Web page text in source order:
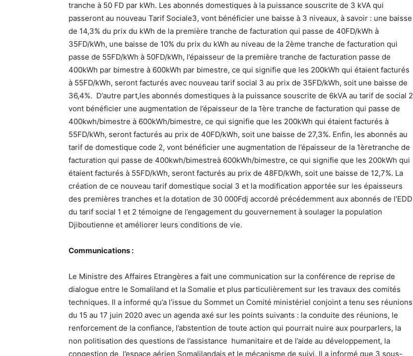
tranche à 50 FD par kWh. Les abonnés domestiques à la puissance souscrite de 3 kVA qui
passeront au nouveau Tarif Sociale3, vont bénéficier une baisse à 3 niveaux, à savoir : une baisse
de 14,3% du prix du kWh de la première tranche de facturation qui passe de 40FD/kWh à
35FD/kWh, une baisse de 10% du prix du kWh au niveau de la 2ème tranche de facturation qui
passe de 55FD/kWh à 50FD/kWh, l’épaisseur de la première tranche de facturation passe de
400kWh par bimestre à 600kWh par bimestre, ce qui signifie que les 200kWh qui étaient facturés
à 55FD/kWh, seront facturés avec nouveau tarif social 3 au prix de 35FD/kWh, soit une baisse de
36,4%. D’autre part,les abonnés domestiques à la puissance souscrite de 6kVA au tarif de social 2
vont bénéficier une augmentation de l’épaisseur de la 1ère tranche de facturation qui passe de
400kwh/bimestre à 600kWh/bimestre, ce qui signifie que les 200kWh qui étaient facturés à
55FD/kWh, seront facturés au prix de 40FD/kWh, soit une baisse de 27,3%. Enfin, les abonnés au
tarif de domestique code 2, vont bénéficier une augmentation de l’épaisseur de la 1èretranche de
facturation qui passe de 400kwh/bimestreà 600kWh/bimestre, ce qui signifie que les 200kWh qui
étaient facturés à 55FD/kWh, seront facturés au prix de 48FD/kWh, soit une baisse de 12,7%. La
création de ce nouveau tarif domestique social 3 et la modification apportée sur les épaisseurs
des premières tranches et la dotation de 30 000Fdj accordé précédemment aux abonnés de l’EDD
du tarif social 1 et 2 témoigne de l’engagement du gouvernement à soulager la population
Djiboutienne et améliorer leurs conditions de vie.
Communications :
Le Ministre des Affaires Etrangères a fait une communication sur la conférence de reprise de
dialogue entre le Somaliland et la Somalie et plus particulièrement sur les travaux des comités
techniques. Il a informé qu’a l’issue du Sommet un Comité ministériel conjoint a tenu ses réunions
du 15 au 17 juin 2020 avec un agenda axé sur les points suivants : la conduite des réunions, le
renforcement de la confiance, l’abstention de toute action qui pourrait nuire aux pourparlers, la
non politisation des questions de l’assistance humanitaire et de l’aide au développement, la
congestion de l’espace aérien Somalilandais et le mécanisme de suivi. Il a informé que 3 sous-